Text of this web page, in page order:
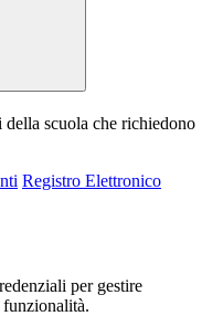
scuola che richiedono
Registro Elettronico
per gestire